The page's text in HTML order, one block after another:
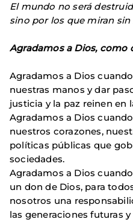
El mundo no será
sino por los que miran sin
Agradamos a Dios, como
Agradamos a Dios
nuestras manos y dar
justicia y la paz reinen en
Agradamos a Dios
nuestros corazones,
políticas públicas que
sociedades.
Agradamos a Dios
un don de Dios, para
nosotros una
las generaciones futuras